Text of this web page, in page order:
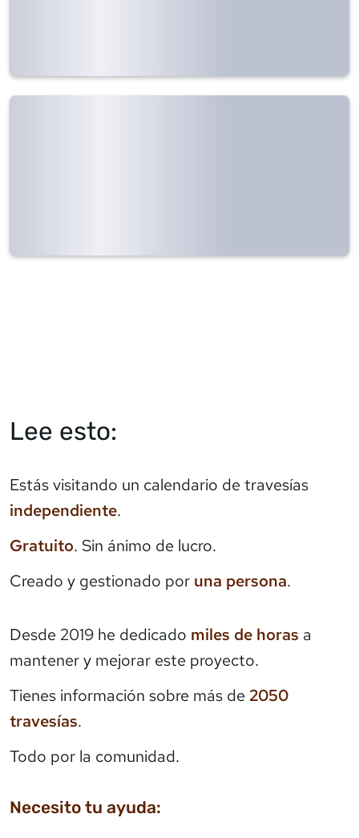
Lee esto:
Estás visitando un calendario de travesías
independiente.
Gratuito. Sin ánimo de lucro.
Creado y gestionado por una persona.
Desde 2019 he dedicado miles de horas a
mantener y mejorar este proyecto.
Tienes información sobre más de 2050
travesías.
Todo por la comunidad.
Necesito tu ayuda: